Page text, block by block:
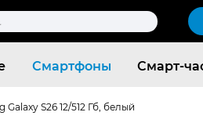
Смартфоны Смарт-
S26 12/512 Гб, белый